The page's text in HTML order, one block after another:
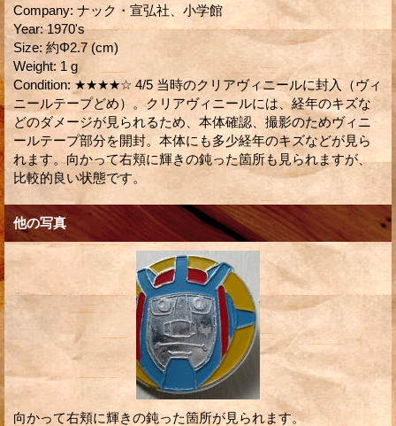
Company: ナック・宣弘社、小学館
Year: 1970's
Size: 約Φ2.7 (cm)
Weight: 1 g
Condition: ★★★★☆ 4/5 当時のクリアヴィニールに封入（ヴィ
ニールテープどめ）。クリアヴィニールには、経年のキズな
どのダメージが見られるため、本体確認、撮影のためヴィニ
ールテープ部分を開封。本体にも多少経年のキズなどが見ら
れます。向かって右頬に輝きの鈍った箇所も見られますが、
比較的良い状態です。
他の写真
向かって右頬に輝きの鈍った箇所が見られます。